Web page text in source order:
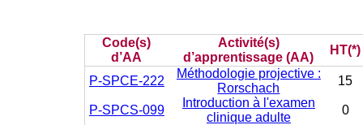
Code(s)
d’AA
Activité(s)
d’apprentissage (AA)
HT(*)
P-SPCE-222
Méthodologie projective :
Rorschach
15
P-SPCS-099
Introduction à l'examen
clinique adulte
0